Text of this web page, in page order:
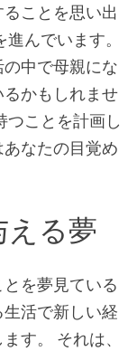
ことを思い出
んでいます。
中で母親にな
かもしれませ
つことを計画し
なたの目覚め
える夢
を夢見ている
活で新しい経
す。 それは、